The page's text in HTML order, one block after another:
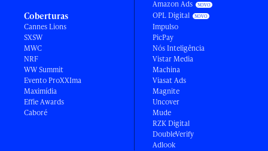
Coberturas
Cannes Lions
SXSW
MWC
NRF
WW Summit
Evento ProXXIma
Maximídia
Effie Awards
Caboré
Amazon Ads
OPL Digital
Impulso
PicPay
Nós Inteligência
Vistar Media
Machina
Viasat Ads
Magnite
Uncover
Mude
RZK Digital
DoubleVerify
Adlook